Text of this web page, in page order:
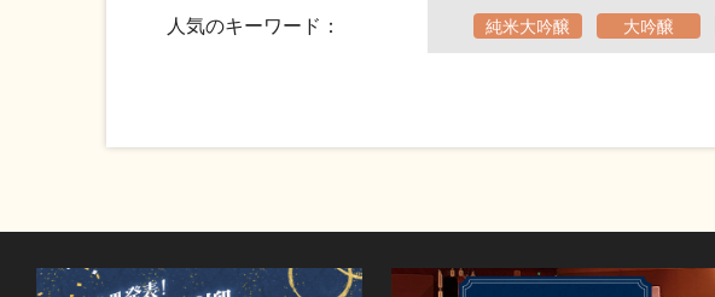
人気のキーワード： 純米大吟醸 大吟醸